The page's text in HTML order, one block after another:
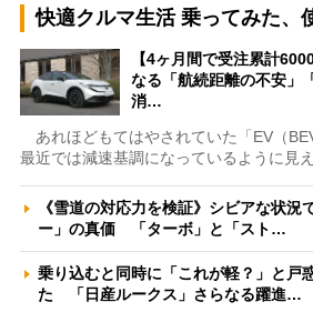
快適クルマ生活 乗ってみた、
【4ヶ月間で受注累計
なる「航続距離の不安」
消…
あれほどもてはやされていた「EV（
最近では減速基調になっているように見
《雪道の対応力を検証》シビアな状況
ー」の真価 「ターボ」と「スト…
乗り込むと同時に「これが軽？」と戸
た 「日産ルークス」さらなる躍進…